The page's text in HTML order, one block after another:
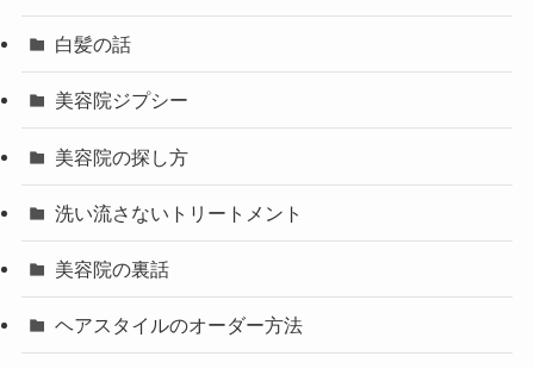
白髪の話
美容院ジプシー
美容院の探し方
洗い流さないトリートメント
美容院の裏話
ヘアスタイルのオーダー方法